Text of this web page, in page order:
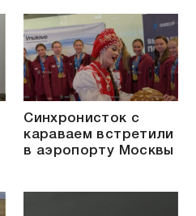
Синхронисток с
караваем встретили
в аэропорту Москвы